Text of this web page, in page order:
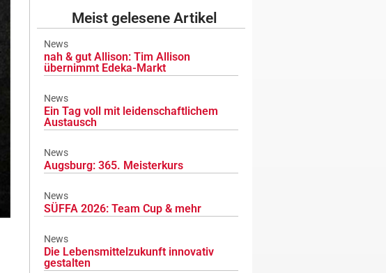
Meist gelesene Artikel
News
nah & gut Allison: Tim Allison
übernimmt Edeka-Markt
News
Ein Tag voll mit leidenschaftlichem
Austausch
News
Augsburg: 365. Meisterkurs
News
SÜFFA 2026: Team Cup & mehr
News
Die Lebensmittelzukunft innovativ
gestalten